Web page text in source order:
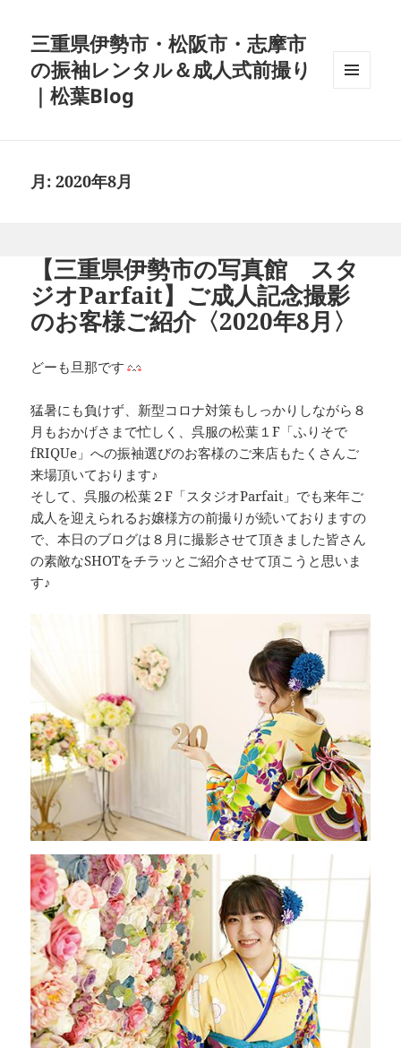
三重県伊勢市・松阪市・志摩市
の振袖レンタル＆成人式前撮り
｜松葉Blog
月:2020年8月
【三重県伊勢市の写真館 スタ
ジオParfait】ご成人記念撮影
のお客様ご紹介〈2020年8月〉
どーも旦那です
猛暑にも負けず、新型コロナ対策もしっかりしながら８
月もおかげさまで忙しく、呉服の松葉１F「ふりそで
fRIQUe」への振袖選びのお客様のご来店もたくさんご
来場頂いております♪
そして、呉服の松葉２F「スタジオParfait」でも来年ご
成人を迎えられるお嬢様方の前撮りが続いておりますの
で、本日のブログは８月に撮影させて頂きました皆さん
の素敵なSHOTをチラッとご紹介させて頂こうと思いま
す♪